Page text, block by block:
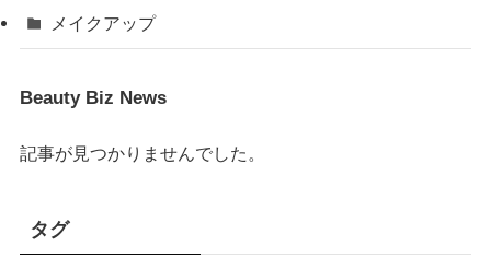
メイクアップ
Beauty Biz News
記事が見つかりませんでした。
タグ